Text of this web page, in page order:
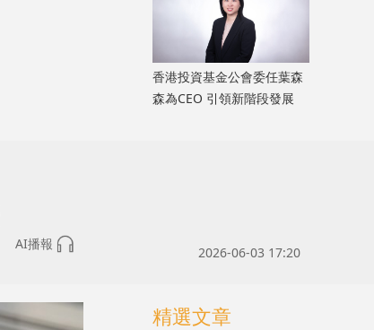
香港投資基金公會委任葉森
森為CEO 引領新階段發展
AI播報
2026-06-03 17:20
精選文章